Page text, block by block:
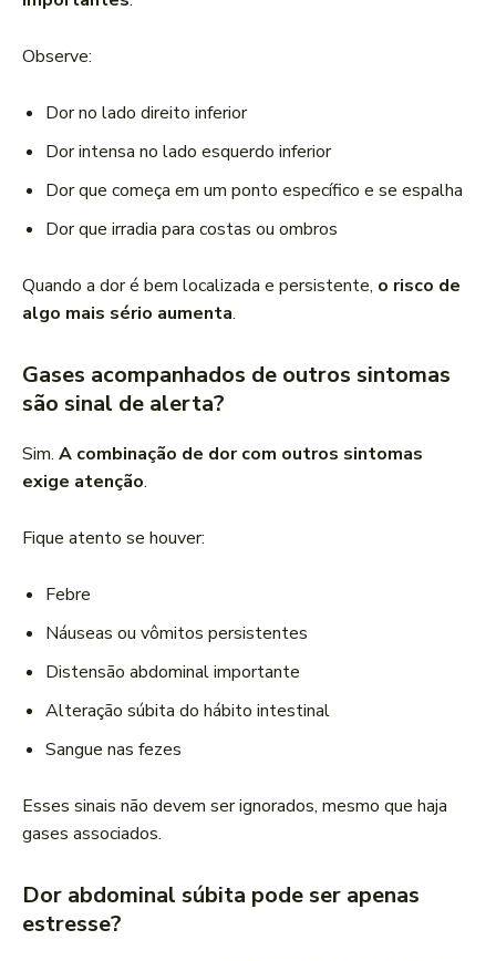
Observe:
Dor no lado direito inferior
Dor intensa no lado esquerdo inferior
Dor que começa em um ponto específico e se espalha
Dor que irradia para costas ou ombros
Quando a dor é bem localizada e persistente, o risco de
algo mais sério aumenta.
Gases acompanhados de outros sintomas
são sinal de alerta?
Sim. A combinação de dor com outros sintomas
exige atenção.
Fique atento se houver:
Febre
Náuseas ou vômitos persistentes
Distensão abdominal importante
Alteração súbita do hábito intestinal
Sangue nas fezes
Esses sinais não devem ser ignorados, mesmo que haja
gases associados.
Dor abdominal súbita pode ser apenas
estresse?